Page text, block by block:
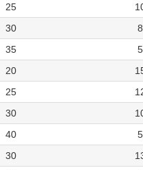
25
30
8
35
5
20
25
30
40
5
30